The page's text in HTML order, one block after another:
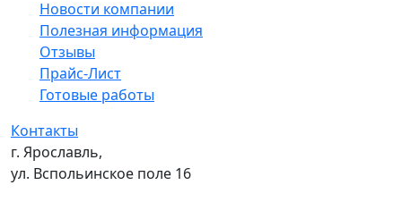
Новости компании
Полезная информация
Отзывы
Прайс-Лист
Готовые работы
Контакты
г. Ярославль,
ул. Вспольинское поле 16